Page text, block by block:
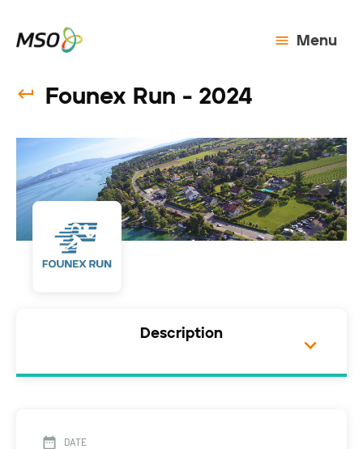
Menu
Founex Run - 2024
Description
DATE